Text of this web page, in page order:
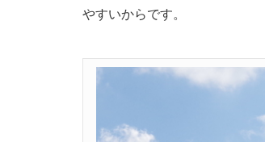
やすいからです。